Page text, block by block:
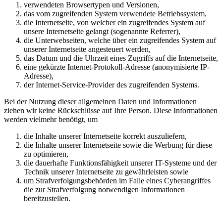
verwendeten Browsertypen und Versionen,
das vom zugreifenden System verwendete Betriebssystem,
die Internetseite, von welcher ein zugreifendes System auf
unsere Internetseite gelangt (sogenannte Referrer),
die Unterwebseiten, welche über ein zugreifendes System auf
unserer Internetseite angesteuert werden,
das Datum und die Uhrzeit eines Zugriffs auf die Internetseite,
eine gekürzte Internet-Protokoll-Adresse (anonymisierte IP-
Adresse),
der Internet-Service-Provider des zugreifenden Systems.
Bei der Nutzung dieser allgemeinen Daten und Informationen
ziehen wir keine Rückschlüsse auf Ihre Person. Diese Informationen
werden vielmehr benötigt, um
die Inhalte unserer Internetseite korrekt auszuliefern,
die Inhalte unserer Internetseite sowie die Werbung für diese
zu optimieren,
die dauerhafte Funktionsfähigkeit unserer IT-Systeme und der
Technik unserer Internetseite zu gewährleisten sowie
um Strafverfolgungsbehörden im Falle eines Cyberangriffes
die zur Strafverfolgung notwendigen Informationen
bereitzustellen.